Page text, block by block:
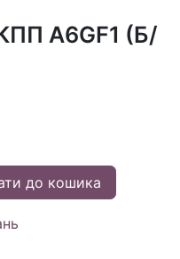
A6GF1 (Б/
до кошика